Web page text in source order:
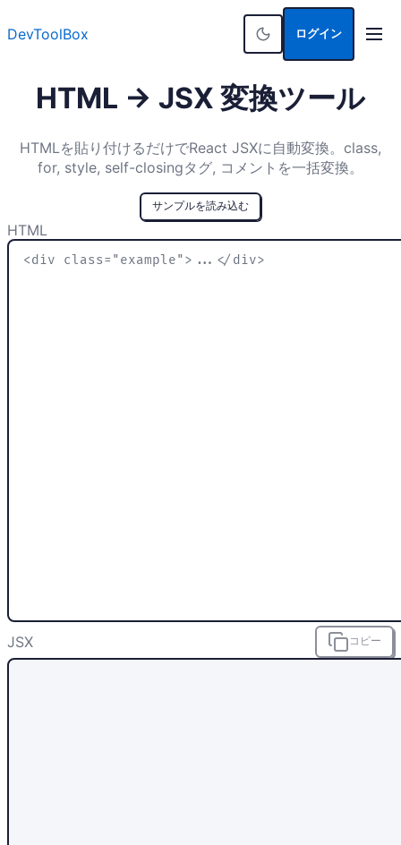
DevToolBox ログイン
HTML → JSX 変換ツール
HTMLを貼り付けるだけでReact JSXに自動変換。class,
for, style, self-closingタグ, コメントを一括変換。
サンプルを読み込む
HTML
JSX コピー